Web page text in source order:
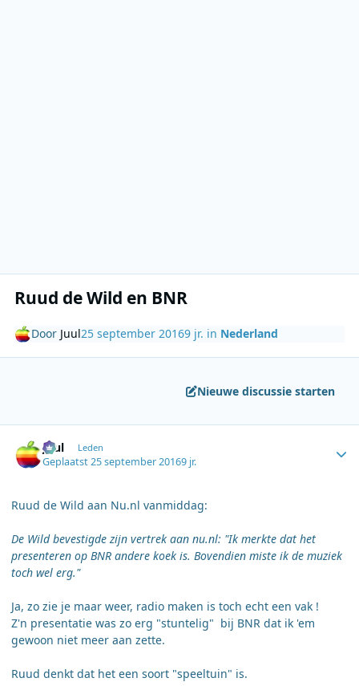
Ruud de Wild en BNR
Door Juul25 september 20169 jr. in Nederland
Nieuwe discussie starten
Juul Leden
Geplaatst25 september 20169 jr.
Ruud de Wild aan Nu.nl vanmiddag:
De Wild bevestigde zijn vertrek aan nu.nl: "Ik merkte dat het
presenteren op BNR andere koek is. Bovendien miste ik de muziek
toch wel erg."
Ja, zo zie je maar weer, radio maken is toch echt een vak !
Z'n presentatie was zo erg "stuntelig" bij BNR dat ik 'em
gewoon niet meer aan zette.
Ruud denkt dat het een soort "speeltuin" is.